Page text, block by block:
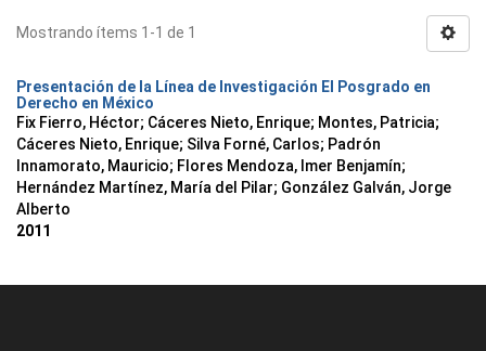
Mostrando ítems 1-1 de 1
Presentación de la Línea de Investigación El Posgrado en
Derecho en México
Fix Fierro, Héctor; Cáceres Nieto, Enrique; Montes, Patricia;
Cáceres Nieto, Enrique; Silva Forné, Carlos; Padrón
Innamorato, Mauricio; Flores Mendoza, Imer Benjamín;
Hernández Martínez, María del Pilar; González Galván, Jorge
Alberto
2011